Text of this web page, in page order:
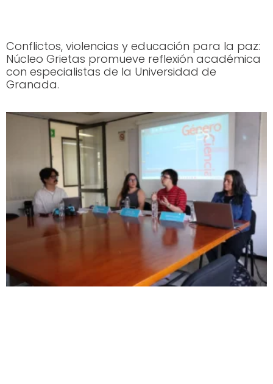
Conflictos, violencias y educación para la paz:
Núcleo Grietas promueve reflexión académica
con especialistas de la Universidad de
Granada.